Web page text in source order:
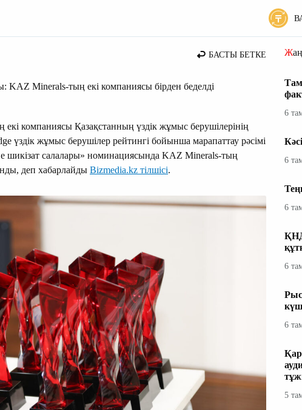
БАСТЫ БЕТКЕ
KAZ Minerals-тың екі компаниясы бірден беделді
компаниясы Қазақстанның үздік жұмыс берушілерінің
үздік жұмыс берушілер рейтингі бойынша марапаттау рәсімі
шикізат салалары» номинациясында KAZ Minerals-тың
деп хабарлайды Bizmedia.kz тілшісі.
6
6
6
6
6
5